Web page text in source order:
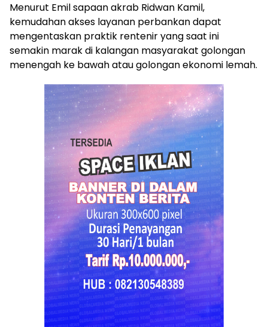
Menurut Emil sapaan akrab Ridwan Kamil,
kemudahan akses layanan perbankan dapat
mengentaskan praktik rentenir yang saat ini
semakin marak di kalangan masyarakat golongan
menengah ke bawah atau golongan ekonomi lemah.